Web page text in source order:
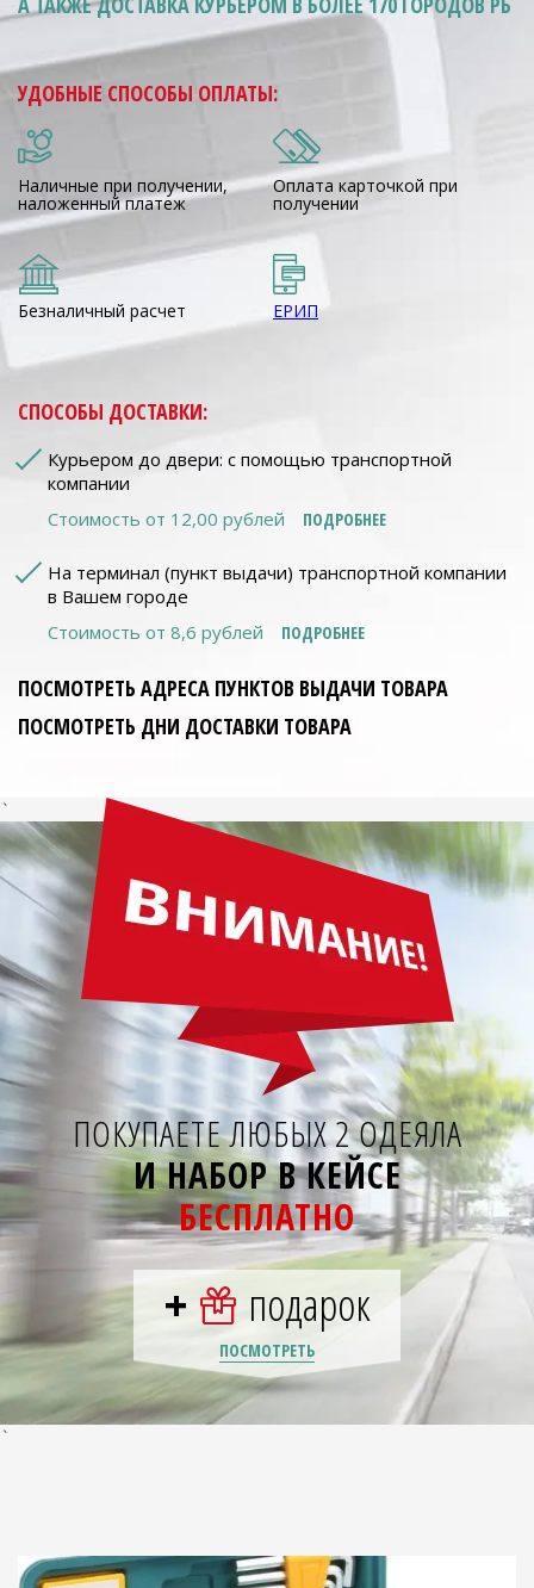
УДОБНЫЕ СПОСОБЫ ОПЛАТЫ:
Наличные при получении,
наложенный платеж
Оплата карточкой при
получении
Безналичный расчет ЕРИП
СПОСОБЫ ДОСТАВКИ:
Курьером до двери: с помощью транспортной
компании
Стоимость от 12,00 рублей
ПОДРОБНЕЕ
На терминал (пункт выдачи) транспортной компании
в Вашем городе
Стоимость от 8,6 рублей
ПОДРОБНЕЕ
ПОСМОТРЕТЬ АДРЕСА ПУНКТОВ ВЫДАЧИ ТОВАРА
ПОСМОТРЕТЬ ДНИ ДОСТАВКИ ТОВАРА
`
ПОКУПАЕТЕ ЛЮБЫХ 2 ОДЕЯЛА
И НАБОР В КЕЙСЕ
БЕСПЛАТНО
+ подарок
ПОСМОТРЕТЬ
`